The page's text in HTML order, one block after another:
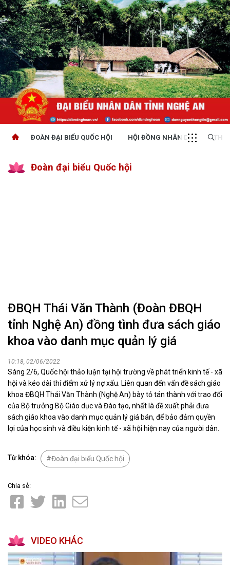
ĐOÀN ĐẠI BIỂU QUỐC HỘI HỘI ĐỒNG NHÂN DÂN
Đoàn đại biểu Quốc hội
ĐBQH Thái Văn Thành (Đoàn ĐBQH
tỉnh Nghệ An) đồng tình đưa sách giáo
khoa vào danh mục quản lý giá
10:18, 02/06/2022
Sáng 2/6, Quốc hội thảo luận tại hội trường về phát triển kinh tế - xã
hội và kéo dài thí điểm xử lý nợ xấu. Liên quan đến vấn đề sách giáo
khoa ĐBQH Thái Văn Thành (Nghệ An) bày tỏ tán thành với trao đổi
của Bộ trưởng Bộ Giáo dục và Đào tạo, nhất là đề xuất phải đưa
sách giáo khoa vào danh mục quản lý giá bán, để bảo đảm quyền
lợi của học sinh và điều kiện kinh tế - xã hội hiện nay của người dân.
Từ khóa: Đoàn đại biểu Quốc hội
Chia sẻ:
VIDEO KHÁC